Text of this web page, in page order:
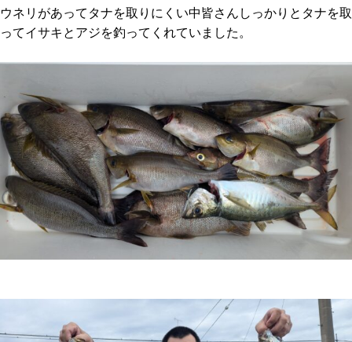
ウネリがあってタナを取りにくい中皆さんしっかりとタナを取
ってイサキとアジを釣ってくれていました。